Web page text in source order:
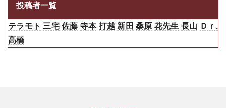
投稿者一覧
テラモト 三宅 佐藤 寺本 打越 新田 桑原 花先生 長山 Ｄｒ.
高橋